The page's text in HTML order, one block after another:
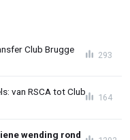
Club Brugge
293
van RSCA tot Club
164
wending rond